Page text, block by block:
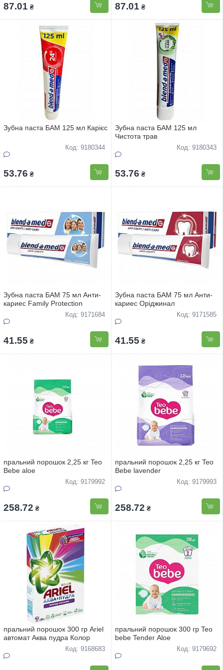
87.01 ₴ 87.01 ₴
Зубна паста БАМ 125 мл Карієс
Код: 9180344
53.76 ₴
Зубна паста БАМ 125 мл
Чистота трав
Код: 9180343
53.76 ₴
Зубна паста БАМ 75 мл Анти-
кариес Family Protection
Код: 9171684
41.55 ₴
Зубна паста БАМ 75 мл Анти-
кариес Оріджинал
Код: 9171585
41.55 ₴
пральний порошок 2,25 кг Teo
Bebe aloe
Код: 9179992
258.72 ₴
пральний порошок 2,25 кг Teo
Bebe lavender
Код: 9179993
258.72 ₴
пральний порошок 300 гр Ariel
автомат Аква пудра Колор
Код: 9168683
пральний порошок 300 гр Teo
bebe Tender Aloe
Код: 9179692